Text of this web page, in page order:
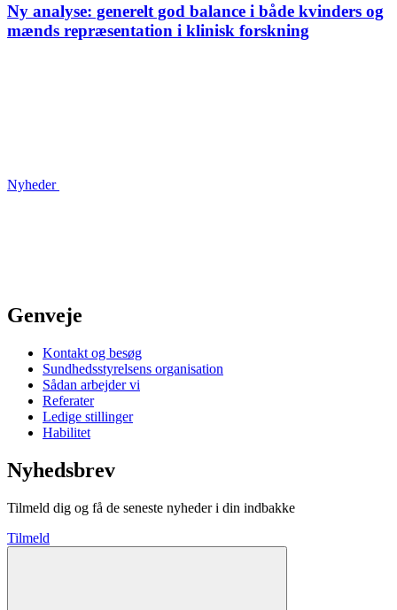
Ny analyse: generelt god balance i både kvinders og
mænds repræsentation i klinisk forskning
Nyheder
Genveje
Kontakt og besøg
Sundhedsstyrelsens organisation
Sådan arbejder vi
Referater
Ledige stillinger
Habilitet
Nyhedsbrev
Tilmeld dig og få de seneste nyheder i din indbakke
Tilmeld